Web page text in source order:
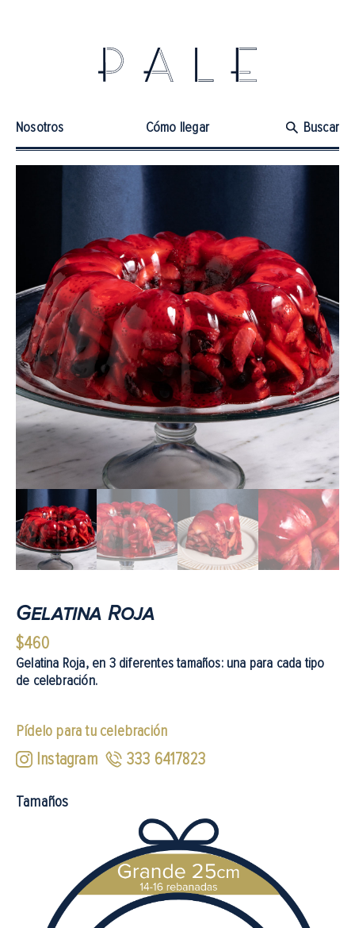
Nosotros Cómo llegar Buscar
Gelatina Roja
$460
Gelatina Roja, en 3 diferentes tamaños: una para cada tipo
de celebración.
Pídelo para tu celebración
Instagram 333 6417823
Tamaños